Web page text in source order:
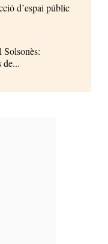
d’espai públic
Solsonès:
de...